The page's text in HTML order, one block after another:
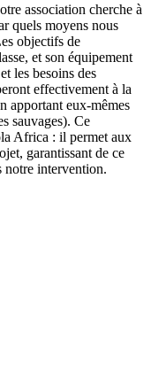
association cherche à
quels moyens nous
objectifs de
et son équipement
les besoins des
effectivement à la
apportant eux-mêmes
sauvages). Ce
Africa : il permet aux
garantissant de ce
notre intervention.